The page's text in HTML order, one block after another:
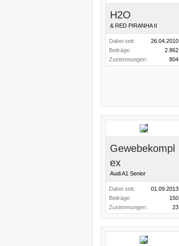
H2O
& RED PIRANHA II
Dabei seit:
26.04.2010
Beiträge:
2.862
Zustimmungen:
804
Gewebekompl
ex
Audi A1 Senior
Dabei seit:
01.09.2013
Beiträge:
150
Zustimmungen:
23